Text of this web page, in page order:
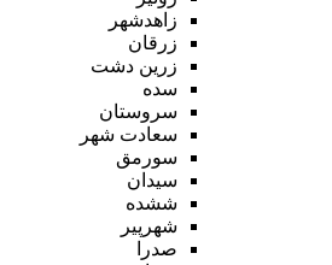
زاهدشهر
زرقان
زرین دشت
سده
سروستان
سعادت شهر
سورمق
سیدان
ششده
شهرپیر
صدرا